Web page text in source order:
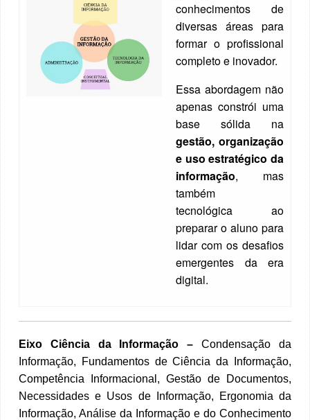
conhecimentos de
diversas áreas para
formar o profissional
completo e inovador.
Essa abordagem não
apenas constrói uma
base sólida na
gestão, organização
e uso estratégico da
informação, mas
também
tecnológica ao
preparar o aluno para
lidar com os desafios
emergentes da era
digital.
Eixo Ciência da Informação – Condensação da
Informação, Fundamentos de Ciência da Informação,
Competência Informacional, Gestão de Documentos,
Necessidades e Usos de Informação, Ergonomia da
Informação, Análise da Informação e do Conhecimento